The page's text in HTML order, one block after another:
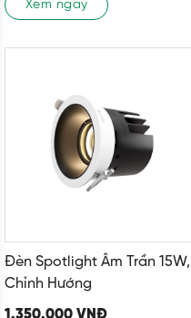
Xem ngay
Đèn Spotlight Âm Trần 15W,
Chỉnh Hướng